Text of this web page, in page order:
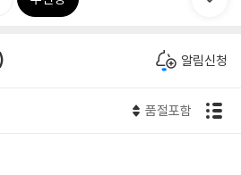
알림신청
품절포함